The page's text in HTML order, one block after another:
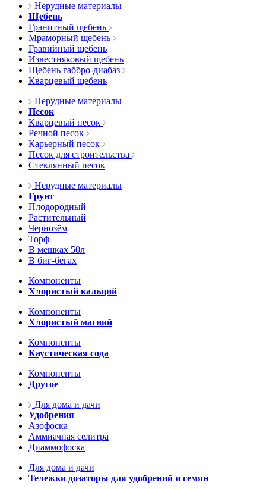
Нерудные материалы
Щебень
Гранитный щебень
Мраморный щебень
Гравийный щебень
Известняковый щебень
Щебень габбро-диабаз
Кварцевый щебень
Нерудные материалы
Песок
Кварцевый песок
Речной песок
Карьерный песок
Песок для строительства
Стеклянный песок
Нерудные материалы
Грунт
Плодородный
Растительный
Чернозём
Торф
В мешках 50л
В биг-бегах
Компоненты
Хлористый кальций
Компоненты
Хлористый магний
Компоненты
Каустическая сода
Компоненты
Другое
Для дома и дачи
Удобрения
Азофоска
Аммиачная селитра
Диаммофоска
Для дома и дачи
Тележки дозаторы для удобрений и семян